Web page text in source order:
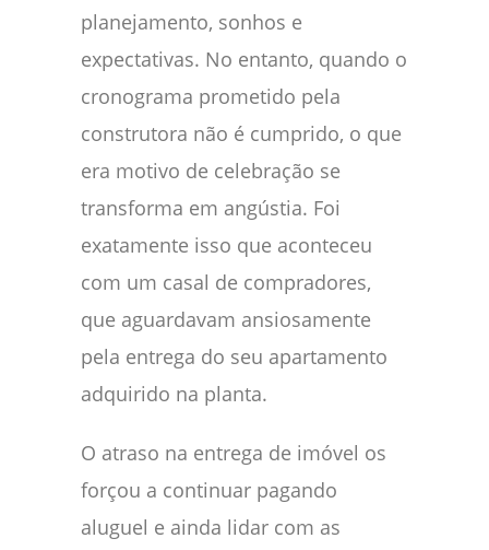
planejamento, sonhos e
expectativas. No entanto, quando o
cronograma prometido pela
construtora não é cumprido, o que
era motivo de celebração se
transforma em angústia. Foi
exatamente isso que aconteceu
com um casal de compradores,
que aguardavam ansiosamente
pela entrega do seu apartamento
adquirido na planta.
O atraso na entrega de imóvel os
forçou a continuar pagando
aluguel e ainda lidar com as